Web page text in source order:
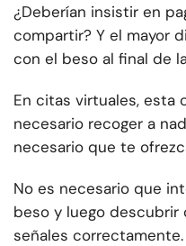
¿Deberían insistir en
compartir? Y el mayor
con el beso al final de
En citas virtuales, esta
necesario recoger a
necesario que te
No es necesario que
beso y luego descubrir
señales